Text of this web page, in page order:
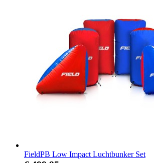
FieldPB Low Impact Luchtbunker Set